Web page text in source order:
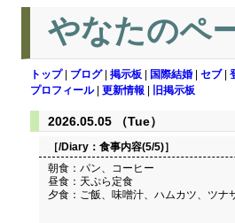
やなたのペ
トップ| ブログ| 掲示板 国際結婚 セブ|
プロフィール| 更新情報 旧掲示板
2026.05.05 （Tue）
［/Diary： 食事内容(5/5)］
朝食：パン、コーヒー
昼食：天ぷら定食
夕食：ご飯、味噌汁、ハムカツ、ツナ